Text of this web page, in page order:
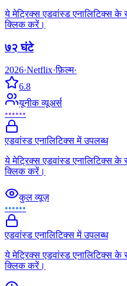
ये मेट्रिक्स एडवांस्ड एनालिटिक्स
क्लिक करें।
७२ घंटे
2026·Netflix·फ़िल्म·
6.8
यूनीक व्यूअर्स
••••••
एडवांस्ड एनालिटिक्स में उपलब्ध
ये मेट्रिक्स एडवांस्ड एनालिटिक्स
क्लिक करें।
कुल व्यूज़
••••••
एडवांस्ड एनालिटिक्स में उपलब्ध
ये मेट्रिक्स एडवांस्ड एनालिटिक्स
क्लिक करें।